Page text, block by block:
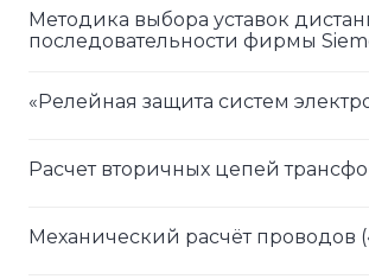
Методика выбора уставок
последовательности фирмы
«Релейная защита систем
Расчет вторичных цепей
Механический расчёт проводов